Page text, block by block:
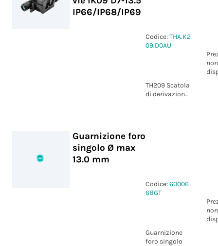
IP66/IP68/IP69
Codice:THA.K2
09.D0AU
non
TH209 Scatola
di derivazione
Guarnizione foro
singolo Ø max
13.0 mm
Codice:60006
68GT
non
Guarnizione
foro singolo